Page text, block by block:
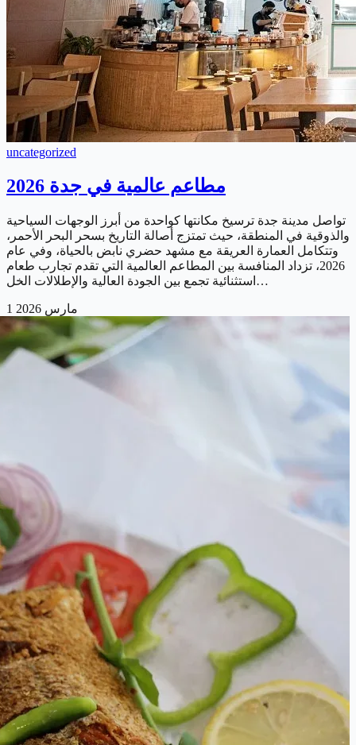
uncategorized
مطاعم عالمية في جدة 2026
تواصل مدينة جدة ترسيخ مكانتها كواحدة من أبرز الوجهات السياحية
والذوقية في المنطقة، حيث تمتزج أصالة التاريخ بسحر البحر الأحمر،
وتتكامل العمارة العريقة مع مشهد حضري نابض بالحياة، وفي عام
2026، تزداد المنافسة بين المطاعم العالمية التي تقدم تجارب طعام
استثنائية تجمع بين الجودة العالية والإطلالات الخل…
1 مارس 2026